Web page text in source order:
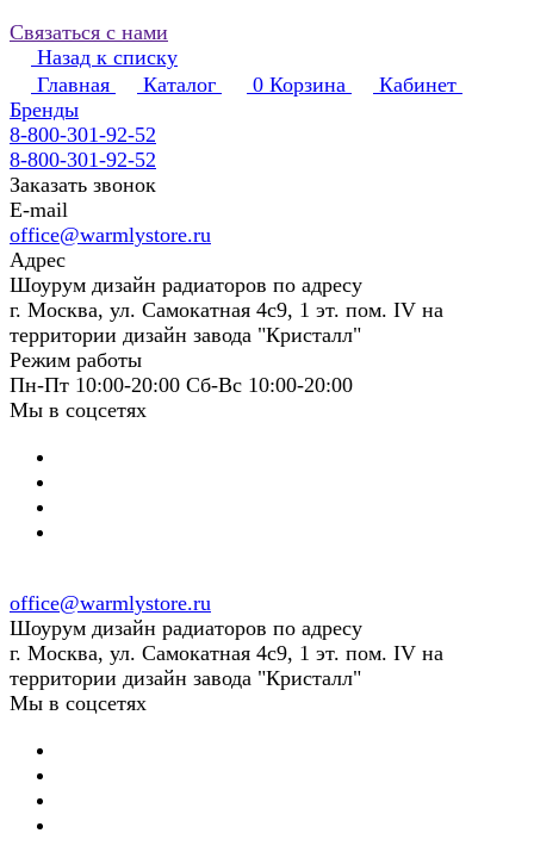
Связаться с нами
Назад к списку
Главная
Каталог 0 Корзина
Кабинет
Бренды
8-800-301-92-52
8-800-301-92-52
Заказать звонок
E-mail
office@warmlystore.ru
Адрес
Шоурум дизайн радиаторов по адресу
г. Москва, ул. Самокатная 4с9, 1 эт. пом. IV на
территории дизайн завода "Кристалл"
Режим работы
Пн-Пт 10:00-20:00 Сб-Вс 10:00-20:00
Мы в соцсетях
office@warmlystore.ru
Шоурум дизайн радиаторов по адресу
г. Москва, ул. Самокатная 4с9, 1 эт. пом. IV на
территории дизайн завода "Кристалл"
Мы в соцсетях